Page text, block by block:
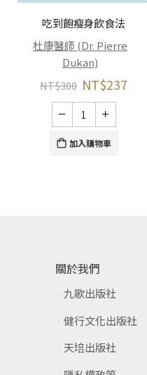
吃到飽瘦身飲食法
杜康醫師 (Dr. Pierre
Dukan)
NT$300 NT$237
加入購物車
關於我們
九歌出版社
健行文化出版社
天培出版社